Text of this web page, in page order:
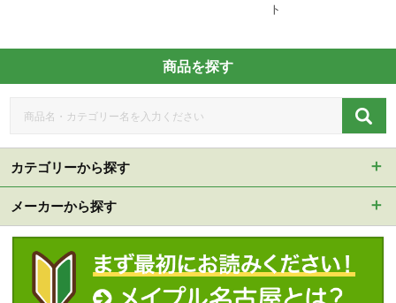
ト
商品を探す
カテゴリーから探す
メーカーから探す